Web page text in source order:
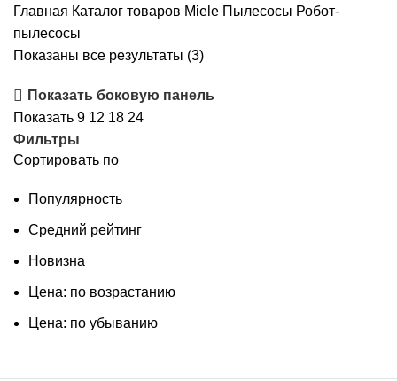
Главная Каталог товаров Miele Пылесосы Робот-
пылесосы
Показаны все результаты (3)Цены:
возрастанию
Показать боковую панель
Показать 9 12 18 24
Фильтры
Сортировать по
Популярность
Средний рейтинг
Новизна
Цена: по возрастанию
Цена: по убыванию